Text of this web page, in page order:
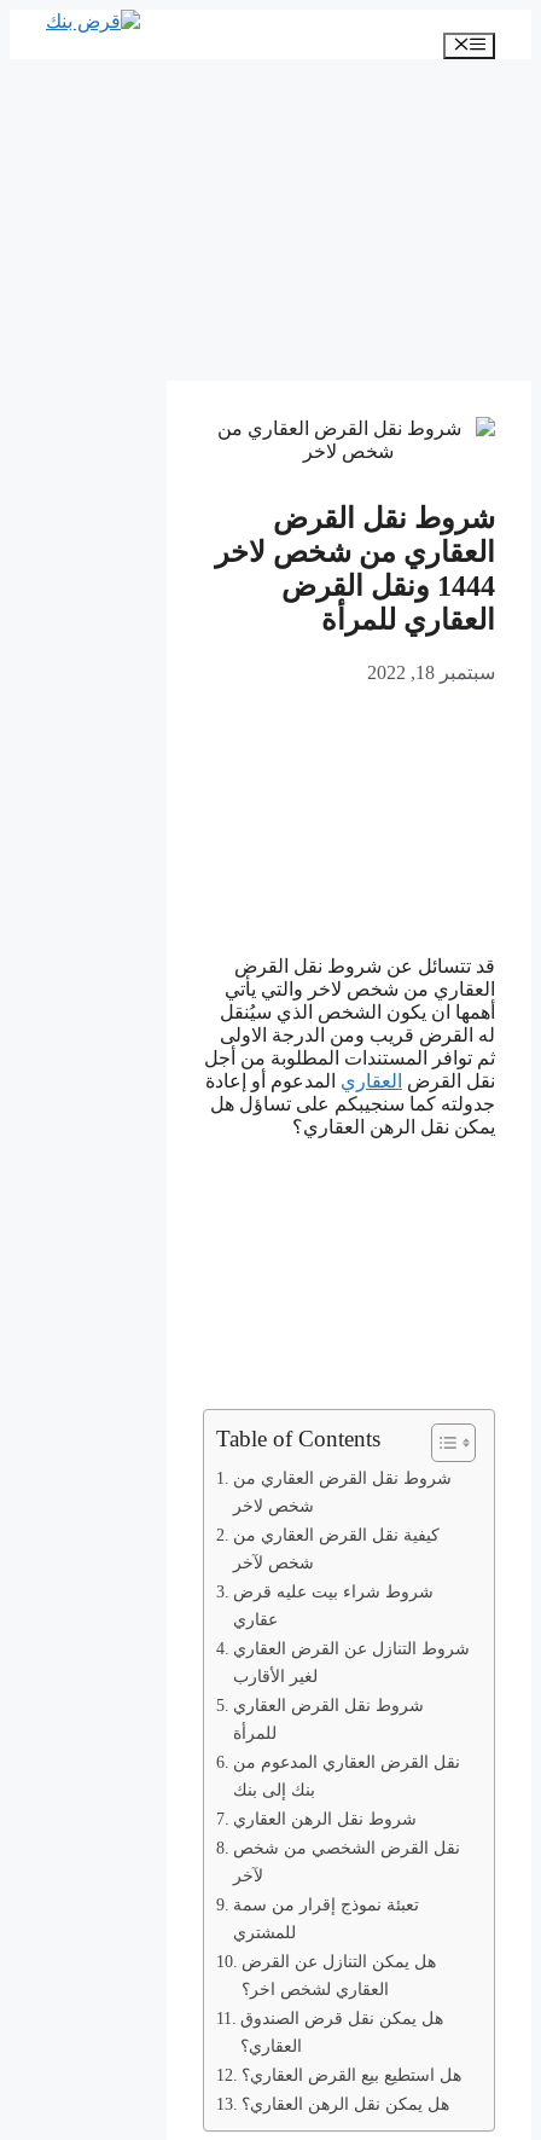
المحتوى
القائمة
شروط نقل القرض
العقاري من شخص لاخر
1444 ونقل القرض
العقاري للمرأة
سبتمبر 18, 2022
قد تتسائل عن شروط نقل القرض
العقاري من شخص لاخر والتي يأتي
أهمها ان يكون الشخص الذي سيُنقل
له القرض قريب ومن الدرجة الاولى
ثم توافر المستندات المطلوبة من أجل
نقل القرض العقاري المدعوم أو إعادة
جدولته كما سنجيبكم على تساؤل هل
يمكن نقل الرهن العقاري؟
Table of Contents
شروط نقل القرض العقاري من
شخص لاخر
كيفية نقل القرض العقاري من
شخص لآخر
شروط شراء بيت عليه قرض
عقاري
شروط التنازل عن القرض العقاري
لغير الأقارب
شروط نقل القرض العقاري
للمرأة
نقل القرض العقاري المدعوم من
بنك إلى بنك
شروط نقل الرهن العقاري
نقل القرض الشخصي من شخص
لآخر
تعبئة نموذج إقرار من سمة
للمشتري
هل يمكن التنازل عن القرض
العقاري لشخص اخر؟
هل يمكن نقل قرض الصندوق
العقاري؟
هل استطيع بيع القرض العقاري؟
هل يمكن نقل الرهن العقاري؟